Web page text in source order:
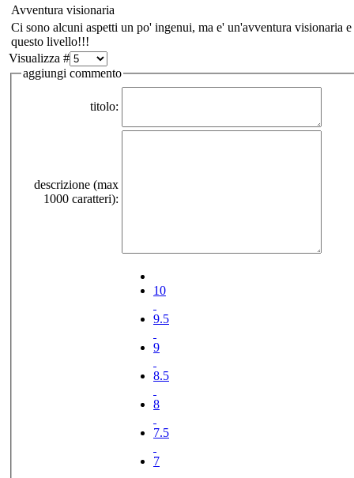
Avventura visionaria
Ci sono alcuni aspetti un po' ingenui, ma e' un'avventura visionaria
questo livello!!!
Visualizza #
aggiungi commento
titolo:
descrizione (max
1000 caratteri):
10
9.5
9
8.5
8
7.5
7